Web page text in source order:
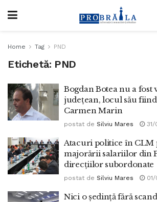
Home Tag PND
Etichetă: PND
Bogdan Botea nu a fost
județean, locul său
Carmen Marin
postat de Silviu Mares 31/
Atacuri politice în CLM
majorării salariilor din
direcțiilor subordonate
postat de Silviu Mares 01/
Nici o ședință fără